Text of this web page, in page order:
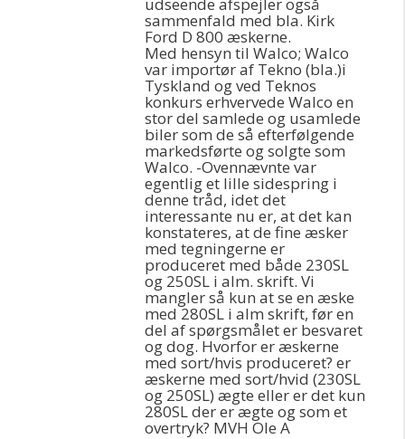
sammenfald med bla. Kirk
Ford D 800 æskerne.
Med hensyn til Walco; Walco
var importør af Tekno (bla.)i
Tyskland og ved Teknos
konkurs erhvervede Walco en
stor del samlede og usamlede
biler som de så efterfølgende
markedsførte og solgte som
Walco. -Ovennævnte var
egentlig et lille sidespring i
denne tråd, idet det
interessante nu er, at det kan
konstateres, at de fine æsker
med tegningerne er
produceret med både 230SL
og 250SL i alm. skrift. Vi
mangler så kun at se en æske
med 280SL i alm skrift, før en
del af spørgsmålet er besvaret
og dog. Hvorfor er æskerne
med sort/hvis produceret? er
æskerne med sort/hvid (230SL
og 250SL) ægte eller er det kun
280SL der er ægte og som et
overtryk? MVH Ole A